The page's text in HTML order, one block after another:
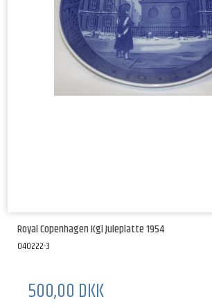
Royal Copenhagen Kgl Juleplatte 1954
040222-3
500,00 DKK